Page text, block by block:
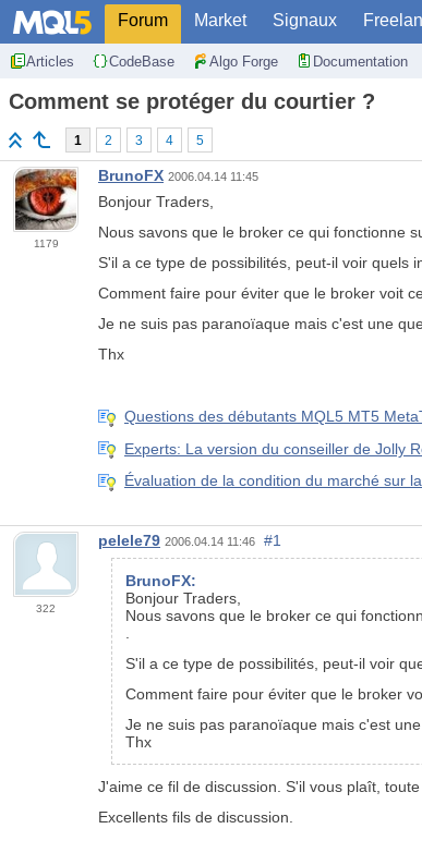
Forum Market Signaux
Articles CodeBase Algo Forge Documentation
Comment se protéger du courtier ?
1 2 3 4 5
1179
BrunoFX 2006.04.14 11:45
Bonjour Traders,
Nous savons que le broker ce qui fonctionne
S'il a ce type de possibilités, peut-il voir quels
Comment faire pour éviter que le broker voit
Je ne suis pas paranoïaque mais c'est une
Thx
Questions des débutants MQL5 MT5
Experts: La version du conseiller de Jolly
Évaluation de la condition du marché sur
322
pelele79 2006.04.14 11:46 #1
BrunoFX:
Bonjour Traders,
Nous savons que le broker ce qui
S'il a ce type de possibilités, peut-il voir
Comment faire pour éviter que le broker
Je ne suis pas paranoïaque mais c'est
Thx
J'aime ce fil de discussion. S'il vous plaît,
Excellents fils de discussion.